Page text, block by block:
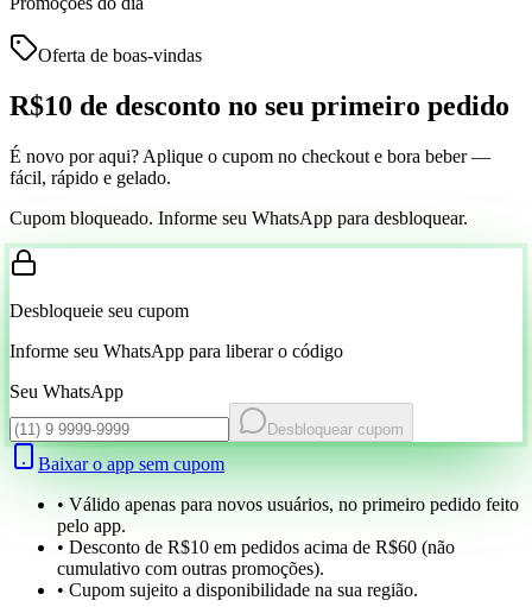
Oferta de boas-vindas
R$10 de desconto no seu primeiro pedido
É novo por aqui? Aplique o cupom no checkout e bora beber —
fácil, rápido e gelado.
Cupom bloqueado. Informe seu WhatsApp para desbloquear.
Desbloqueie seu cupom
Informe seu WhatsApp para liberar o código
Seu WhatsApp
Desbloquear cupom
Baixar o app sem cupom
• Válido apenas para novos usuários, no primeiro pedido feito
pelo app.
• Desconto de R$10 em pedidos acima de R$60 (não
cumulativo com outras promoções).
• Cupom sujeito a disponibilidade na sua região.